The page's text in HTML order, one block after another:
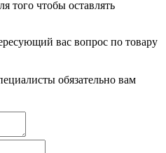
того чтобы оставлять
вас вопрос по товару
обязательно вам